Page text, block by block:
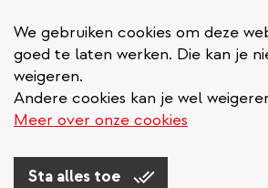
We gebruiken cookies om deze
goed te laten werken. Die kan je
weigeren.
Andere cookies kan je wel
Meer over onze cookies
Sta alles toe